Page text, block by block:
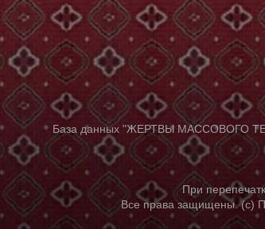
База данных "ЖЕРТВЫ МАССОВОГО
При
Все права защищены. (с)